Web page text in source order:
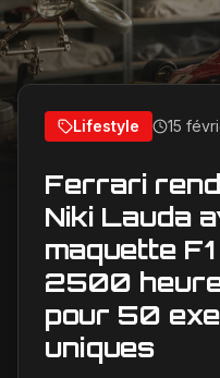
Lifestyle
Lifestyle 15
Ferrari
Niki Lauda
maquette
2500
pour 50
uniques